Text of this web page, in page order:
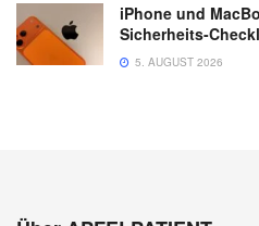
iPhone und
Sicherheits-
5. AUGUST 2026